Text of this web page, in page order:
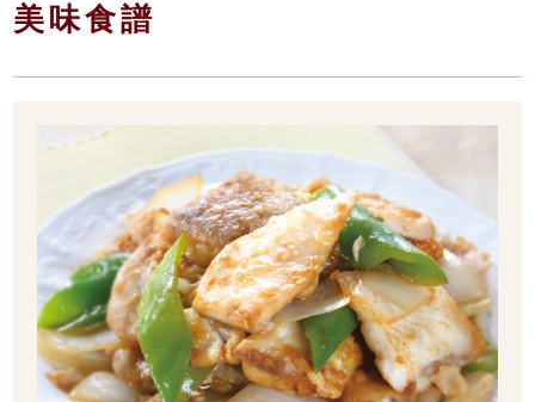
美味食譜